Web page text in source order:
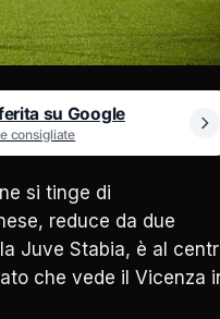
su Google
consigliate
si tinge di
reduce da due
Juve Stabia, è al
che vede il Vicenza